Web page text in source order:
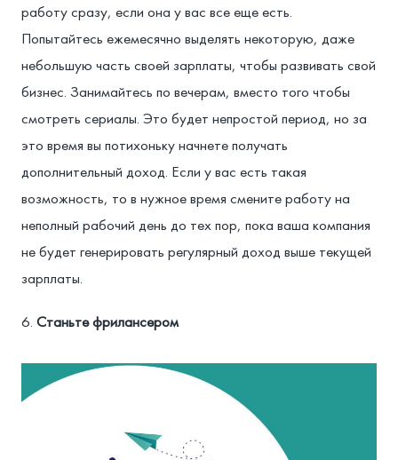
работу сразу, если она у вас все еще есть.
Попытайтесь ежемесячно выделять некоторую, даже
небольшую часть своей зарплаты, чтобы развивать свой
бизнес. Занимайтесь по вечерам, вместо того чтобы
смотреть сериалы. Это будет непростой период, но за
это время вы потихоньку начнете получать
дополнительный доход. Если у вас есть такая
возможность, то в нужное время смените работу на
неполный рабочий день до тех пор, пока ваша компания
не будет генерировать регулярный доход выше текущей
зарплаты.
Станьте фрилансером